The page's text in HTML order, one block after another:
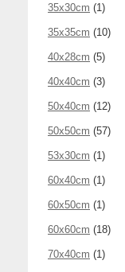
35x30cm (1)
35x35cm (10)
40x28cm (5)
40x40cm (3)
50x40cm (12)
50x50cm (57)
53x30cm (1)
60x40cm (1)
60x50cm (1)
60x60cm (18)
70x40cm (1)